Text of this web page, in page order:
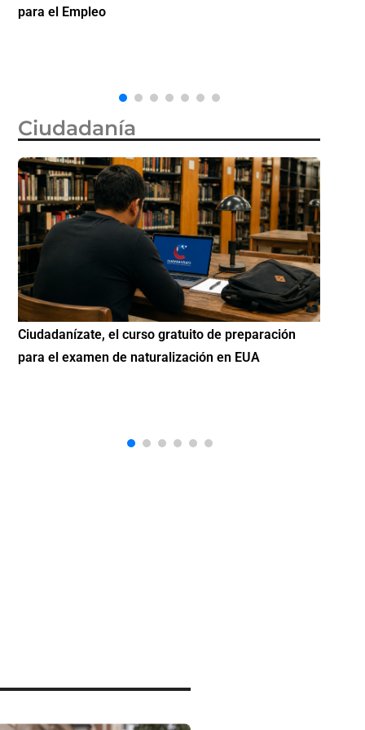
citas de visa de turista en México por 750 dólares
Ciudadanía
Si eres residente ingresa a Ciudadanízate, el curso
gratuito de preparación para el examen de